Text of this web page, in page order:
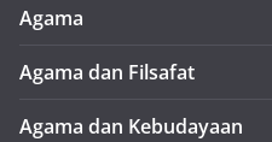
Agama
Agama dan Filsafat
Agama dan Kebudayaan